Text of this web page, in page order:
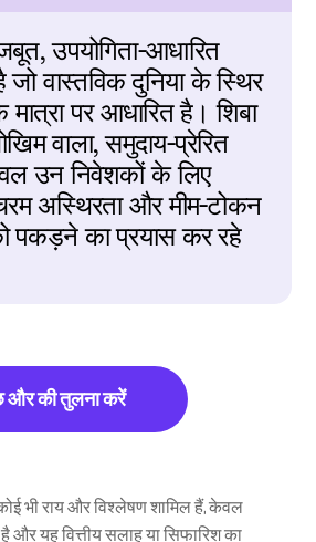
उपयोगिता-आधारित
जो वास्तविक दुनिया के स्थिर
पर आधारित है। शिबा
वाला, समुदाय-प्रेरित
उन निवेशकों के लिए
अस्थिरता और मीम-टोकन
पकड़ने का प्रयास कर रहे
की तुलना करें
भी राय और विश्लेषण शामिल हैं, केवल
है और यह वित्तीय सलाह या सिफारिश का